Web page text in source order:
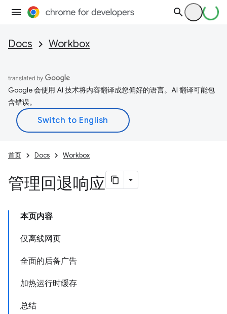
Docs Workbox
Google 会使用 AI 技术将内容翻译成您偏好的语言。AI 翻译可能包
含错误。
首页 Docs Workbox
管理回退响应
本页内容
仅离线网页
全面的后备广告
加热运行时缓存
总结